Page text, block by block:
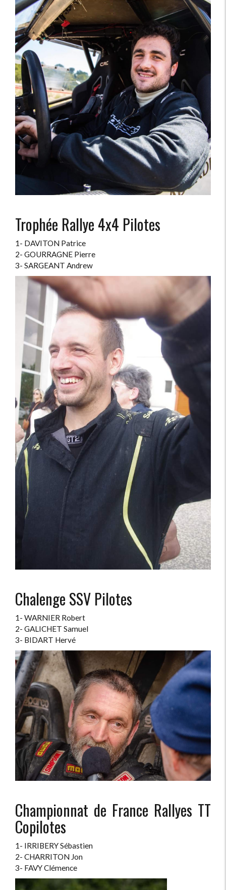
Trophée Rallye 4x4 Pilotes
1- DAVITON Patrice
2- GOURRAGNE Pierre
3- SARGEANT Andrew
Chalenge SSV Pilotes
1- WARNIER Robert
2- GALICHET Samuel
3- BIDART Hervé
Championnat de France Rallyes TT
Copilotes
1- IRRIBERY Sébastien
2- CHARRITON Jon
3- FAVY Clémence